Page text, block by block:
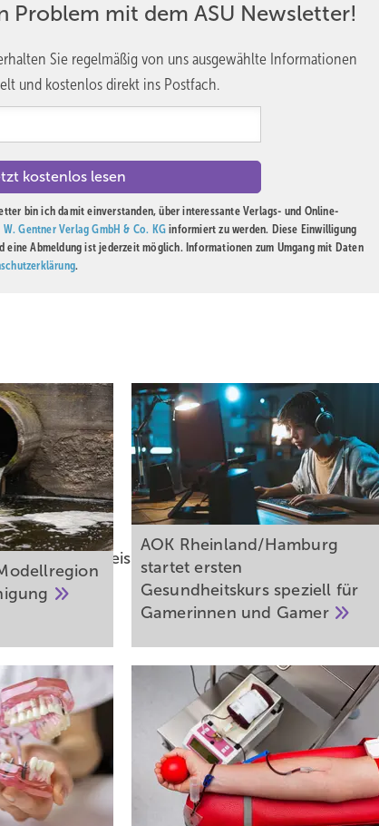
Problem mit dem ASU Newsletter!
Sie regelmäßig von uns ausgewählte Informationen
und kostenlos direkt ins Postfach.
bin ich damit einverstanden, über interessante Verlags- und Online-
Gentner Verlag GmbH & Co. KG informiert zu werden. Diese Einwilligung
eine Abmeldung ist jederzeit möglich. Informationen zum Umgang mit Daten
.
für Herz-Kreislauf-Erkrankungen
AOK Rheinland/Hamburg
startet ersten
Gesundheitskurs speziell für
Gamerinnen und Gamer